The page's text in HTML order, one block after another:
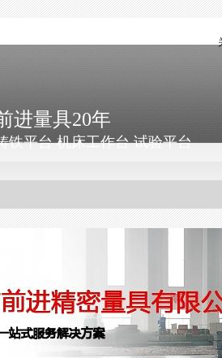
进量具20年
铁平台 机床工作台 试验平台